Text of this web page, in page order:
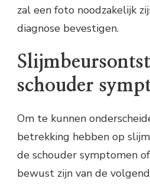
zal een foto noodzakelijk
diagnose bevestigen.
schouder
Om te kunnen
betrekking hebben op
de schouder symptomen
bewust zijn van de